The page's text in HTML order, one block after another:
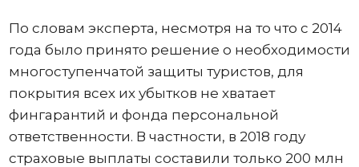
По словам эксперта, несмотря на то что с 2014
года было принято решение о необходимости
многоступенчатой защиты туристов, для
покрытия всех их убытков не хватает
фингарантий и фонда персональной
ответственности. В частности, в 2018 году
страховые выплаты составили только 200 млн